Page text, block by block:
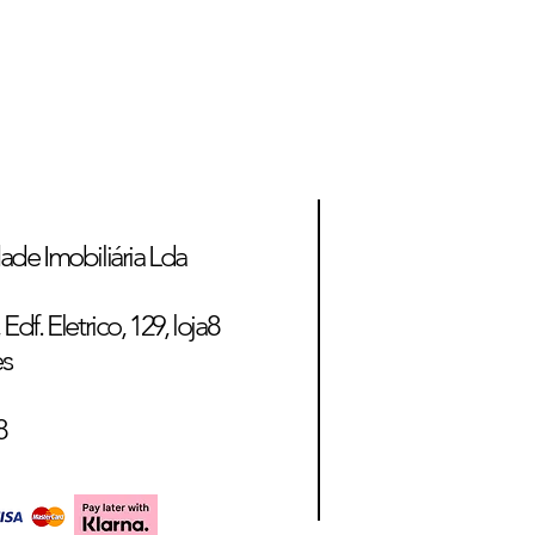
Imobiliária Lda
Eletrico, 129, loja8